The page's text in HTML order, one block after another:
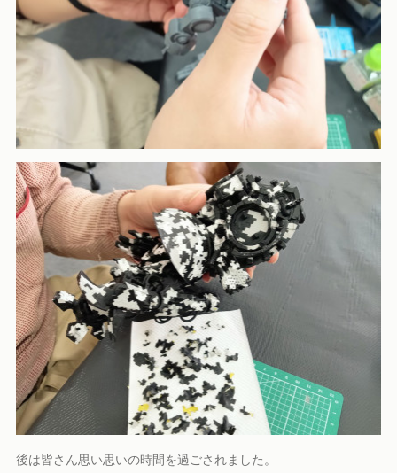
後は皆さん思い思いの時間を過ごされました。